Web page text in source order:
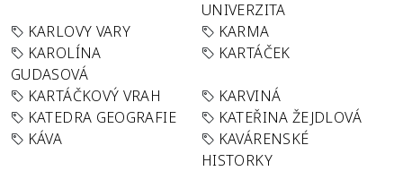
UNIVERZITA
KARLOVY VARY
KARMA
KAROLÍNA
GUDASOVÁ
KARTÁČEK
KARTÁČKOVÝ VRAH
KARVINÁ
KATEDRA GEOGRAFIE
KATEŘINA ŽEJDLOVÁ
KÁVA
KAVÁRENSKÉ
HISTORKY